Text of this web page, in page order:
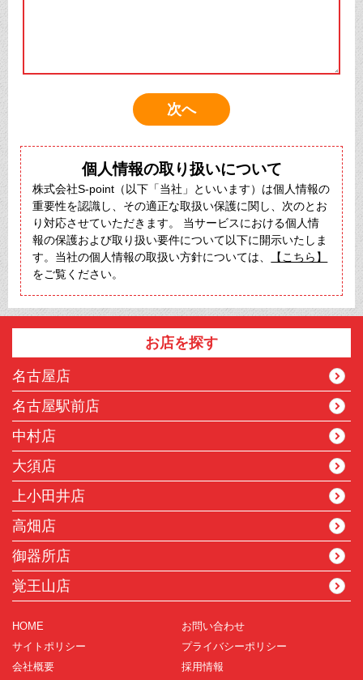
個人情報の取り扱いについて
株式会社S-point（以下「当社」といいます）は個人情報の
重要性を認識し、その適正な取扱い保護に関し、次のとお
り対応させていただきます。 当サービスにおける個人情
報の保護および取り扱い要件について以下に開示いたしま
す。当社の個人情報の取扱い方針については、
【こちら】
をご覧ください。
お店を探す
名古屋店
名古屋駅前店
中村店
大須店
上小田井店
高畑店
御器所店
覚王山店
HOME
お問い合わせ
サイトポリシー
プライバシーポリシー
会社概要
採用情報